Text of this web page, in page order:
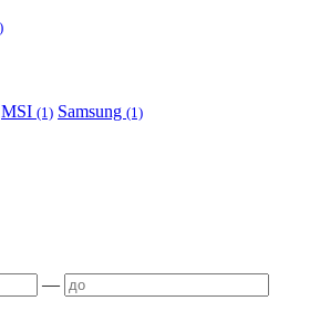
MSI (1) Samsung (1)
—